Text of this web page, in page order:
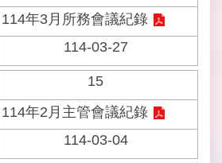
114年3月所務會議紀錄
114-03-27
15
114年2月主管會議紀錄
114-03-04